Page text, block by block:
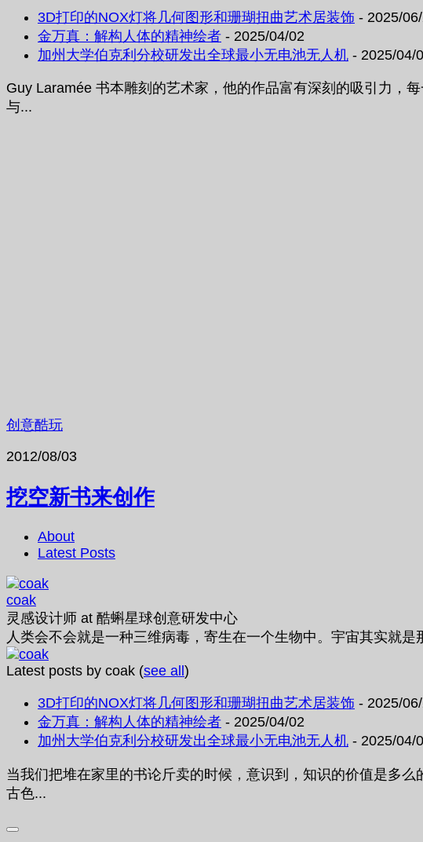
3D打印的NOX灯将几何图形和珊瑚扭曲艺术居装饰 - 2025/
金万真：解构人体的精神绘者 - 2025/04/02
加州大学伯克利分校研发出全球最小无电池无人机 - 2025/04/
Guy Laramée 书本雕刻的艺术家，他的作品富有深刻的吸引力，
与...
创意酷玩
2012/08/03
挖空新书来创作
About
Latest Posts
coak
灵感设计师 at 酷蝌星球创意研发中心
人类会不会就是一种三维病毒，寄生在一个生物中。宇宙其实就是
Latest posts by coak (see all )
3D打印的NOX灯将几何图形和珊瑚扭曲艺术居装饰 - 2025/
金万真：解构人体的精神绘者 - 2025/04/02
加州大学伯克利分校研发出全球最小无电池无人机 - 2025/04/
当我们把堆在家里的书论斤卖的时候，意识到，知识的价值是多
古色...